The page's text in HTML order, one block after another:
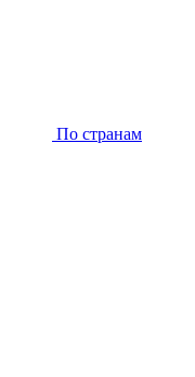
По странам